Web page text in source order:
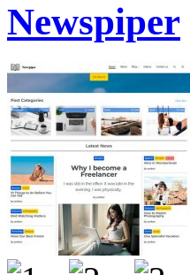
Newspiper